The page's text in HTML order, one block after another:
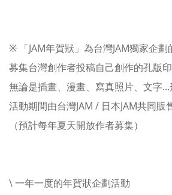
※ 「JAM年賀狀」為台灣JAM獨家企劃
募集台灣創作者投稿自己創作的孔版
無論是插畫、漫畫、寫真照片、文字...
活動期間由台灣JAM / 日本JAM共同販
（預計每年夏天開放作者募集）
\ 一年一度的年賀狀企劃活動